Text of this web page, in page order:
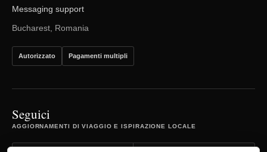
Messaging support
Bucharest, Romania
Autorizzato Pagamenti multipli
Seguici
AGGIORNAMENTI DI VIAGGIO E ISPIRAZIONE LOCALE